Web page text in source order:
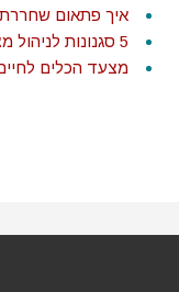
איך פתאום
5 סגנונות לניהול מצב בלתי צפוי
מצעד הכלים